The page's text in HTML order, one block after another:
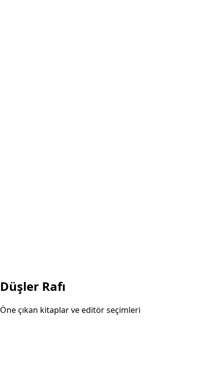
Düşler Rafı
Öne çıkan kitaplar ve editör seçimleri